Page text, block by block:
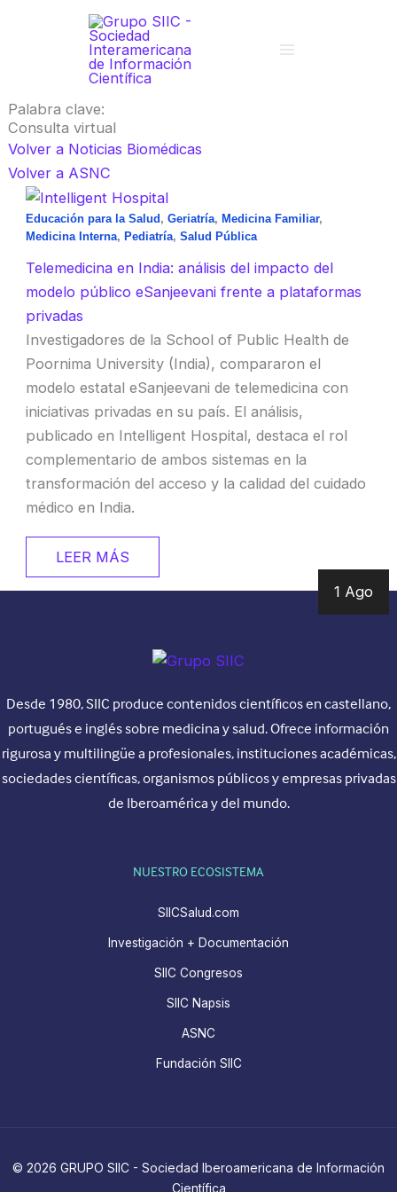
Palabra clave:
Consulta virtual
Volver a Noticias Biomédicas
Volver a ASNC
Educación para la Salud , Geriatría, Medicina Familiar,
Medicina Interna, Pediatría, Salud Pública
Telemedicina en India: análisis del impacto del
modelo público eSanjeevani frente a plataformas
privadas
Investigadores de la School of Public Health de
Poornima University (India), compararon el
modelo estatal eSanjeevani de telemedicina con
iniciativas privadas en su país. El análisis,
publicado en Intelligent Hospital, destaca el rol
complementario de ambos sistemas en la
transformación del acceso y la calidad del cuidado
médico en India.
LEER MÁS
1 Ago
Desde 1980, SIIC produce contenidos científicos en castellano,
portugués e inglés sobre medicina y salud. Ofrece información
rigurosa y multilingüe a profesionales, instituciones académicas,
sociedades científicas, organismos públicos y empresas privadas
de Iberoamérica y del mundo.
NUESTRO ECOSISTEMA
SIICSalud.com
Investigación + Documentación
SIIC Congresos
SIIC Napsis
ASNC
Fundación SIIC
© 2026 GRUPO SIIC - Sociedad Iberoamericana de Información
Científica